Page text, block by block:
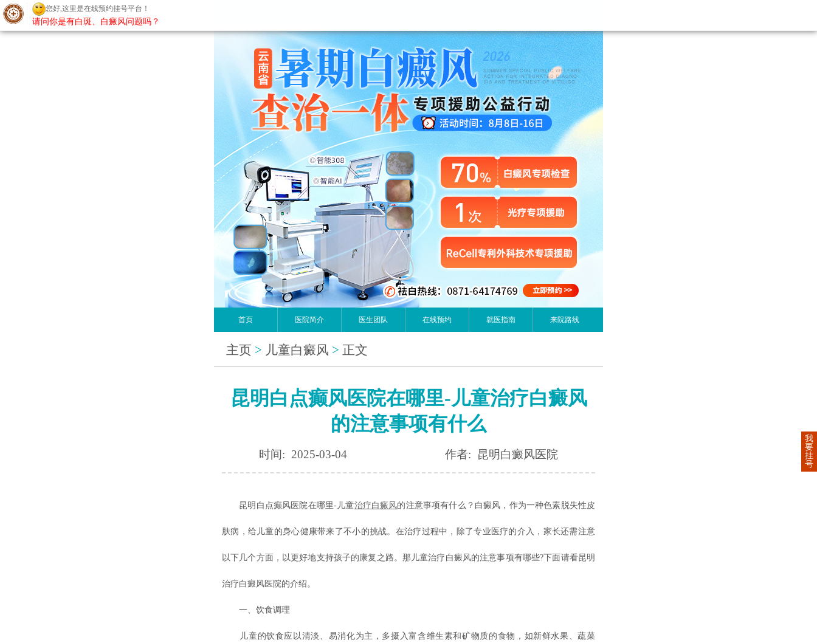
首页 医院简介 医生团队 在线预约 就医指南 来院路线
主页 > 儿童白癜风 > 正文
昆明白点癫风医院在哪里-儿童治疗白癜风
的注意事项有什么
时间: 2025-03-04 作者: 昆明白癜风医院
昆明白点癫风医院在哪里-儿童治疗白癜风的注意事项有什么？白癜风，作为一种色素脱失性皮
肤病，给儿童的身心健康带来了不小的挑战。在治疗过程中，除了专业医疗的介入，家长还需注意
以下几个方面，以更好地支持孩子的康复之路。那儿童治疗白癜风的注意事项有哪些?下面请看昆明
治疗白癜风医院的介绍。
一、饮食调理
儿童的饮食应以清淡、易消化为主，多摄入富含维生素和矿物质的食物，如新鲜水果、蔬菜
我
要
挂
号
您好,这里是在线预约挂号平台！
请问你是有白斑、白癜风问题吗？